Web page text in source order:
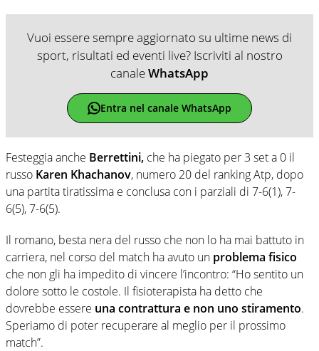
Vuoi essere sempre aggiornato su ultime news di
sport, risultati ed eventi live? Iscriviti al nostro
canaleWhatsApp
Entra nel canale WhatsApp
Festeggia anche Berrettini, che ha piegato per 3 set a 0 il
russo Karen Khachanov, numero 20 del ranking Atp, dopo
una partita tiratissima e conclusa con i parziali di 7-6(1), 7-
6(5), 7-6(5).
Il romano, besta nera del russo che non lo ha mai battuto in
carriera, nel corso del match ha avuto un problema fisico
che non gli ha impedito di vincere l’incontro: “Ho sentito un
dolore sotto le costole. Il fisioterapista ha detto che
dovrebbe essere una contrattura e non uno stiramento.
Speriamo di poter recuperare al meglio per il prossimo
match”.